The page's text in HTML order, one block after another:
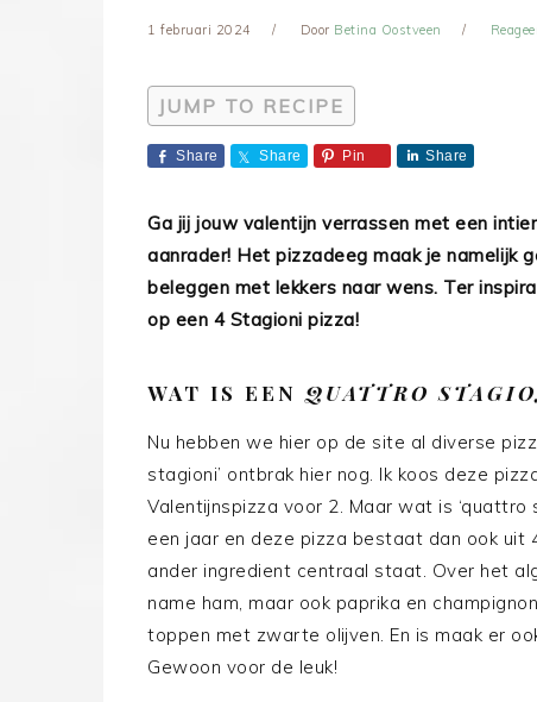
1 februari 2024 Door Betina Oostveen
JUMP TO RECIPE
Share Share Pin Share
Ga jij jouw valentijn verrassen met een
aanrader! Het pizzadeeg maak je namelijk
beleggen met lekkers naar wens. Ter
op een 4 Stagioni pizza!
WAT IS EEN QUATTRO
Nu hebben we hier op de site al diverse
stagioni’ ontbrak hier nog. Ik koos deze
Valentijnspizza voor 2. Maar wat is
een jaar en deze pizza bestaat dan ook uit
ander ingredient centraal staat. Over het
name ham, maar ook paprika en
toppen met zwarte olijven. En is maak er
Gewoon voor de leuk!